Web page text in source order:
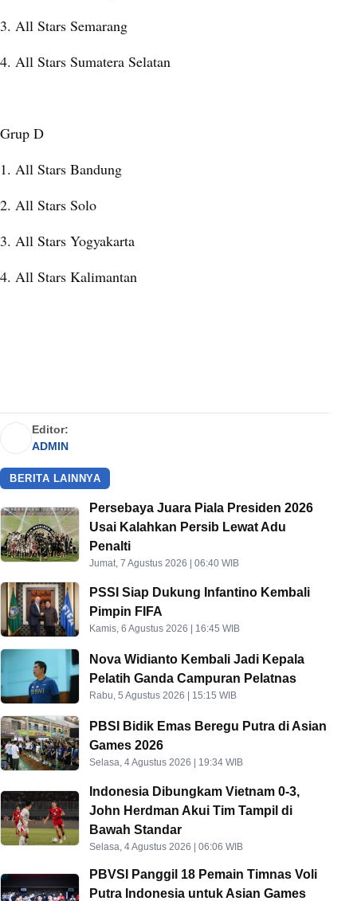
3. All Stars Semarang
4. All Stars Sumatera Selatan
Grup D
1. All Stars Bandung
2. All Stars Solo
3. All Stars Yogyakarta
4. All Stars Kalimantan
Editor:
ADMIN
BERITA LAINNYA
Persebaya Juara Piala Presiden 2026
Usai Kalahkan Persib Lewat Adu
Penalti
Jumat, 7 Agustus 2026 | 06:40 WIB
PSSI Siap Dukung Infantino Kembali
Pimpin FIFA
Kamis, 6 Agustus 2026 | 16:45 WIB
Nova Widianto Kembali Jadi Kepala
Pelatih Ganda Campuran Pelatnas
Rabu, 5 Agustus 2026 | 15:15 WIB
PBSI Bidik Emas Beregu Putra di Asian
Games 2026
Selasa, 4 Agustus 2026 | 19:34 WIB
Indonesia Dibungkam Vietnam 0-3,
John Herdman Akui Tim Tampil di
Bawah Standar
Selasa, 4 Agustus 2026 | 06:06 WIB
PBVSI Panggil 18 Pemain Timnas Voli
Putra Indonesia untuk Asian Games